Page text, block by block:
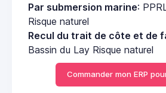
Par submersion marine:
Risque naturel
Recul du trait de côte et de
Bassin du Lay Risque naturel
Commander mon ERP